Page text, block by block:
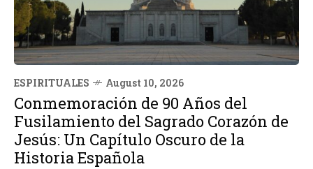
ESPIRITUALES August 10, 2026
Conmemoración de 90 Años del
Fusilamiento del Sagrado Corazón de
Jesús: Un Capítulo Oscuro de la
Historia Española